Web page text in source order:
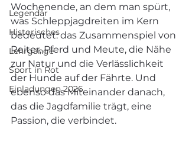
Legendär
Historisches
Lehrgänge
Sport in Rot
Einladungen 2026
Wochenende, an dem man spürt,
was Schleppjagdreiten im Kern
bedeutet: das Zusammenspiel von
Reiter, Pferd und Meute, die Nähe
zur Natur und die Verlässlichkeit
der Hunde auf der Fährte. Und
ebenso das Miteinander danach,
das die Jagdfamilie trägt, eine
Passion, die verbindet.